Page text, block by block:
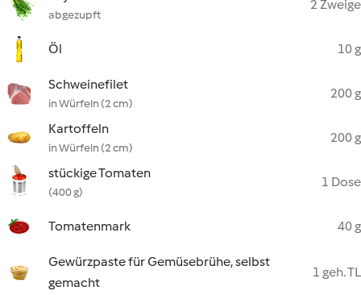
abgezupft
2 Zweige
Öl 10 g
Schweinefilet
in Würfeln (2 cm)
200 g
Kartoffeln
in Würfeln (2 cm)
200 g
stückige Tomaten
(400 g)
1 Dose
Tomatenmark 40 g
Gewürzpaste für Gemüsebrühe, selbst
gemacht
1 geh. TL